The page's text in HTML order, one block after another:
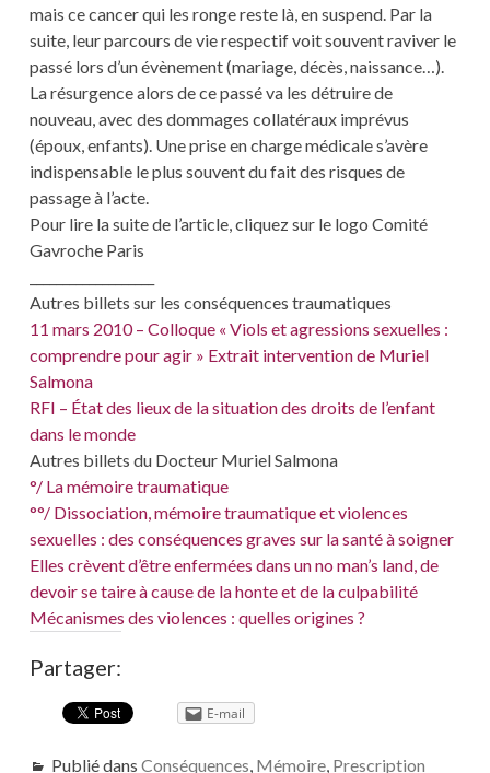
mais ce cancer qui les ronge reste là, en suspend. Par la
suite, leur parcours de vie respectif voit souvent raviver le
passé lors d’un évènement (mariage, décès, naissance…).
La résurgence alors de ce passé va les détruire de
nouveau, avec des dommages collatéraux imprévus
(époux, enfants). Une prise en charge médicale s’avère
indispensable le plus souvent du fait des risques de
passage à l’acte.
Pour lire la suite de l’article, cliquez sur le logo Comité
Gavroche Paris
Autres billets sur les conséquences traumatiques
11 mars 2010 – Colloque « Viols et agressions sexuelles :
comprendre pour agir » Extrait intervention de Muriel
Salmona
RFI – État des lieux de la situation des droits de l’enfant
dans le monde
Autres billets du Docteur Muriel Salmona
°/ La mémoire traumatique
°°/ Dissociation, mémoire traumatique et violences
sexuelles : des conséquences graves sur la santé à soigner
Elles crèvent d’être enfermées dans un no man’s land, de
devoir se taire à cause de la honte et de la culpabilité
Mécanismes des violences : quelles origines ?
Partager:
E-mail
Publié dans Conséquences, Mémoire, Prescription